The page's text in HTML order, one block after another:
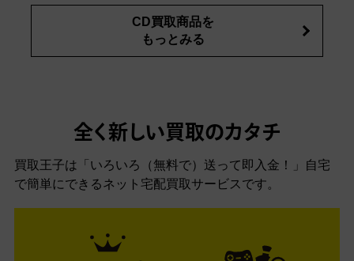
CD買取商品を
もっとみる
全く新しい買取のカタチ
買取王子は「いろいろ（無料で）送って即入金！」自宅
で簡単にできるネット宅配買取サービスです。